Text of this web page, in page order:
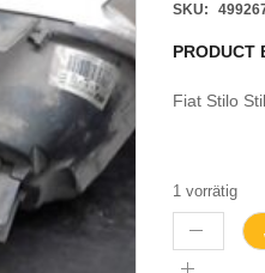
SKU:
PRODUCT
Fiat Stilo
1 vorrätig